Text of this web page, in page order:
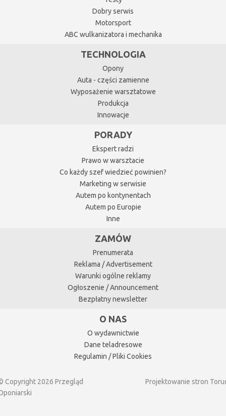
Dobry serwis
Motorsport
ABC wulkanizatora i mechanika
TECHNOLOGIA
Opony
Auta - części zamienne
Wyposażenie warsztatowe
Produkcja
Innowacje
PORADY
Ekspert radzi
Prawo w warsztacie
Co każdy szef wiedzieć powinien?
Marketing w serwisie
Autem po kontynentach
Autem po Europie
Inne
ZAMÓW
Prenumerata
Reklama / Advertisement
Warunki ogólne reklamy
Ogłoszenie / Announcement
Bezpłatny newsletter
O NAS
O wydawnictwie
Dane teladresowe
Regulamin / Pliki Cookies
Copyright 2026 Przegląd
Projektowanie stron